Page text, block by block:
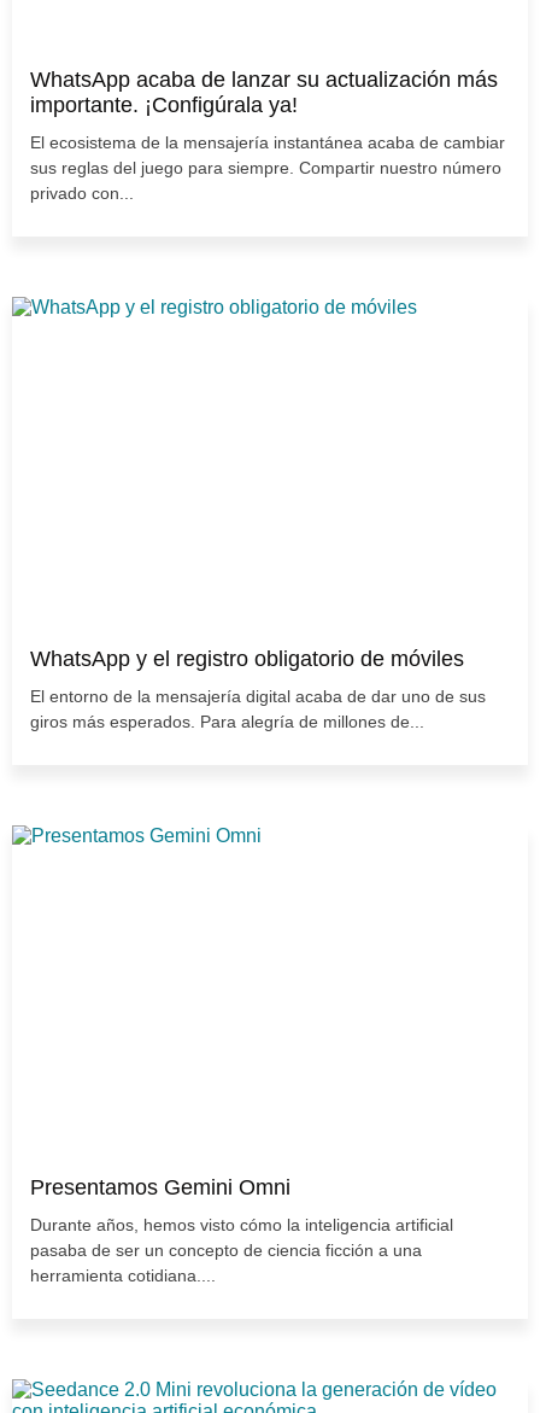
WhatsApp acaba de lanzar su actualización más
importante. ¡Configúrala ya!
El ecosistema de la mensajería instantánea acaba de cambiar
sus reglas del juego para siempre. Compartir nuestro número
privado con...
WhatsApp y el registro obligatorio de móviles
El entorno de la mensajería digital acaba de dar uno de sus
giros más esperados. Para alegría de millones de...
Presentamos Gemini Omni
Durante años, hemos visto cómo la inteligencia artificial
pasaba de ser un concepto de ciencia ficción a una
herramienta cotidiana....